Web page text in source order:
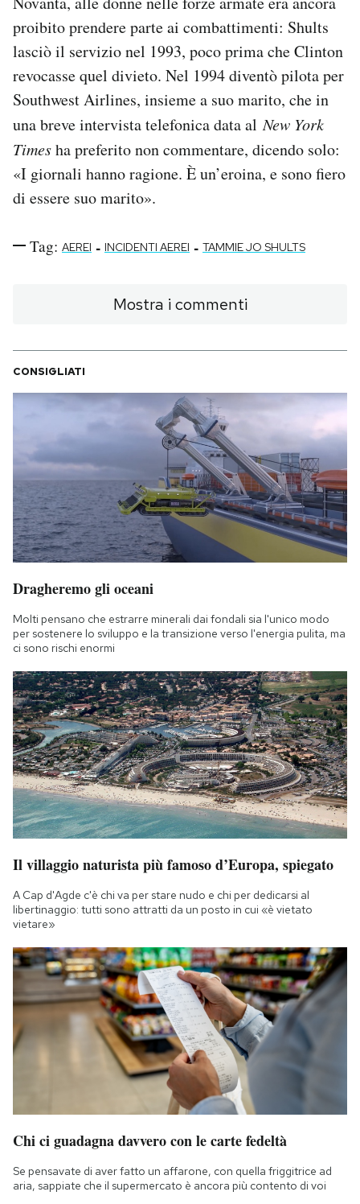
proibito prendere parte ai combattimenti: Shults
lasciò il servizio nel 1993, poco prima che Clinton
revocasse quel divieto. Nel 1994 diventò pilota per
Southwest Airlines, insieme a suo marito, che in
una breve intervista telefonica data alNew York
Timesha preferito non commentare, dicendo solo:
«I giornali hanno ragione. È un’eroina, e sono fiero
di essere suo marito».
Tag: AEREI - INCIDENTI AEREI - TAMMIE JO SHULTS
Mostra i commenti
CONSIGLIATI
Dragheremo gli oceani
Molti pensano che estrarre minerali dai fondali sia l'unico modo
per sostenere lo sviluppo e la transizione verso l'energia pulita, ma
ci sono rischi enormi
Il villaggio naturista più famoso d’Europa, spiegato
A Cap d'Agde c'è chi va per stare nudo e chi per dedicarsi al
libertinaggio: tutti sono attratti da un posto in cui «è vietato
vietare»
Chi ci guadagna davvero con le carte fedeltà
Se pensavate di aver fatto un affarone, con quella friggitrice ad
aria, sappiate che il supermercato è ancora più contento di voi